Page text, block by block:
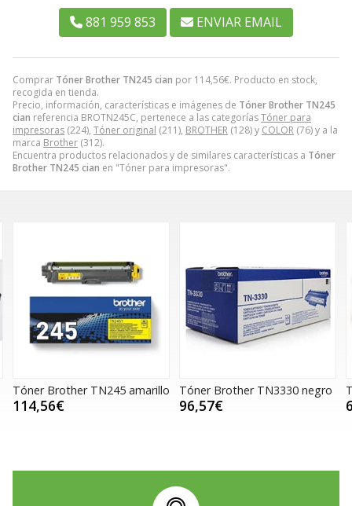
Comprar Tóner Brother TN245 cian por 114,56€. Producto en stock,
recogida en tienda.
Precio, información, características e imágenes de Tóner Brother TN245
cian referencia BROTN245C, pertenece a las categoríasTóner para
impresoras (224), Tóner original (211), BROTHER (128) y COLOR (76) y a la
marca Brother (312).
Encuentra productos relacionados y de similares características a Tóner
Brother TN245 cian en "Tóner para impresoras".
881 959 853 ENVIAR EMAIL
Brother TN245 amarillo Tóner Brother TN3330 negro
96,57€